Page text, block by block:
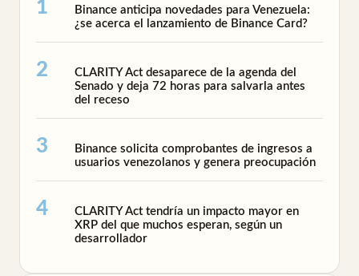
Binance anticipa novedades para Venezuela:
¿se acerca el lanzamiento de Binance Card?
CLARITY Act desaparece de la agenda del
Senado y deja 72 horas para salvarla antes
del receso
Binance solicita comprobantes de ingresos a
usuarios venezolanos y genera preocupación
CLARITY Act tendría un impacto mayor en
XRP del que muchos esperan, según un
desarrollador